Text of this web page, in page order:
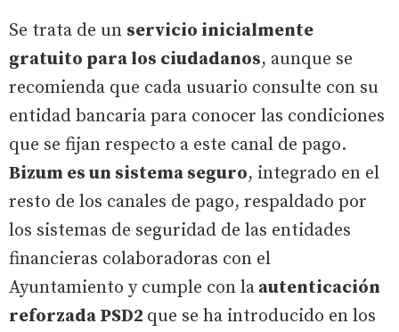
Se trata de un servicio inicialmente
gratuito para los ciudadanos, aunque se
recomienda que cada usuario consulte con su
entidad bancaria para conocer las condiciones
que se fijan respecto a este canal de pago.
Bizum es un sistema seguro, integrado en el
resto de los canales de pago, respaldado por
los sistemas de seguridad de las entidades
financieras colaboradoras con el
Ayuntamiento y cumple con la autenticación
reforzada PSD2 que se ha introducido en los